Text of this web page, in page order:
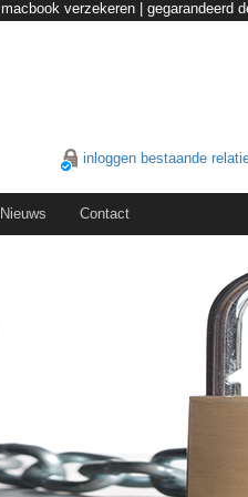
macbook verzekeren | gegarandeerd
inloggen bestaande
Nieuws Contact